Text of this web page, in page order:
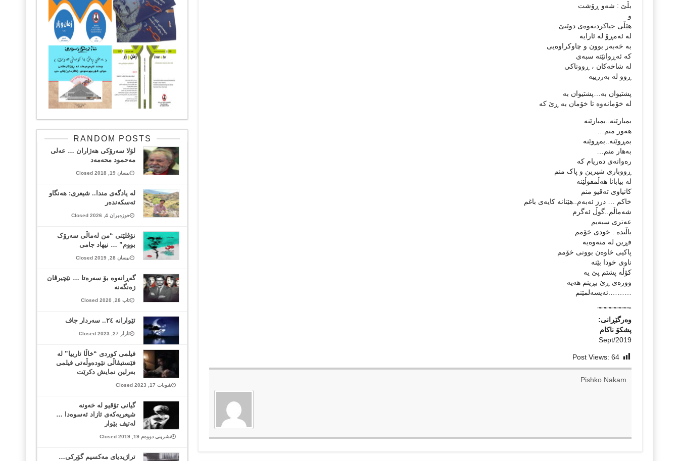
بڵێ : شەو ڕۆشت
و
هێڵی جیاکردنەوەی دوێنێ
لە ئەمڕۆ لە ئارایە
بە خەبەر بوون و چاوکراوەیی
كە ئەڕوانێتە سبەی
لە شاخەکان ، ڕووناکی
ڕوو لە بەرزییە
پشتیوان بە…پشتیوان بە
لە خۆمانەوە تا خۆمان بە ڕێ کە
بمبارێنە..بمبارێنە
هەور منم…
بمڕوێنە..بمڕوێنە
بەهار منم…
رەوانەی دەریام کە
ڕووباری شیرین و پاک منم
لە بیابانا هەڵمقوڵێنە
كانیاوی تەقیو منم
خاکم … درز ئەبەم..هێنانە کایەی باغم
شەماڵم..گوڵ ئەگرم
عەتری سبەیم
باڵندە : خودی خۆمم
فڕین لە منەوەیە
پاکیی خاوەن بوونی خۆمم
ناوی خودا بێنە
كۆڵە پشتم پێ یە
وورەی ڕێ بڕینم هەیە
……….ئەیسەلمێنم
“””””””””””””’
وەرگێڕانی:
پشکۆ ناکام
Sept/2019
Post Views: 64
Pishko Nakam
RANDOM POSTS
لۆلا سەرۆكی هەژاران … عەلی
مەحمود محەمەد
نیسان 19, 2018 Closed
لە یادگەی مندا.. شیعری: هەنگاو
ئەسکەندەر
حوزەیران 4, 2026 Closed
نۆڤلێتی “من لەماڵی سەرۆک
بووم” … نیهاد جامی
نیسان 28, 2019 Closed
گه‌ڕانه‌وه‌ بۆ سه‌ره‌تا … نێچیرڤان
زه‌نگه‌نه
ئاب 28, 2020 Closed
ئێوارانە ٢٤.. سەردار جاف
ئازار 27, 2023 Closed
فیلمی کوردی “خاڵا تارییا” لە
فێستیڤاڵی نێودەوڵەتی فیلمی
بەرلین نمایش دکرێت
شوبات 17, 2023 Closed
گیانی تۆقیو له‌ خه‌ونه‌
شیعریه‌که‌ی ئازاد ئه‌سوه‌دا …
له‌تیف بێوار
تشرینی دووەم 19, 2019 Closed
تراژیدیای مه‌کسیم گۆرکی…